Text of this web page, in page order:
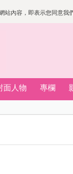
內容，即表示您同意
面人物 專欄